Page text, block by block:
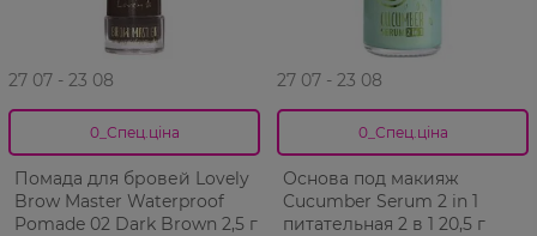
27 07 - 23 08
0_Спец.ціна
Помада для бровей Lovely
Brow Master Waterproof
Pomade 02 Dark Brown 2,5 г
27 07 - 23 08
0_Спец.ціна
Основа под макияж
Cucumber Serum 2 in 1
питательная 2 в 1 20,5 г